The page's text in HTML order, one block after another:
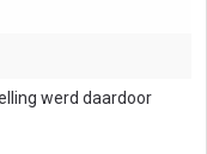
werd daardoor